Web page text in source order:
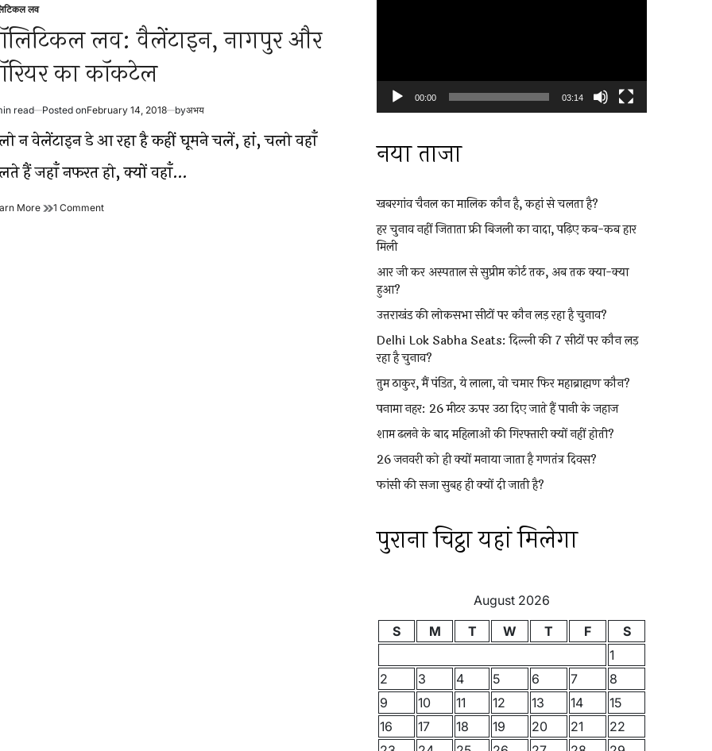
लव
लव: वैलेंटाइन, नागपुर और
का कॉकटेल
read Posted onFebruary 14, 2018 byअभय
न वेलेंटाइन डे आ रहा है कहीं घूमने चलें, हां, चलो वहाँ
हैं जहाँ नफरत हो, क्यों वहाँ…
More पॉलिटिकल
1 Commenton
00:00 03:14
नया ताजा
खबरगांव चैनल का मालिक कौन है, कहां से चलता है?
हर चुनाव नहीं जिताता फ्री बिजली का वादा, पढ़िए कब-कब हार
मिली
आर जी कर अस्पताल से सुप्रीम कोर्ट तक, अब तक क्या-क्या
हुआ?
उत्तराखंड की लोकसभा सीटों पर कौन लड़ रहा है चुनाव?
Delhi Lok Sabha Seats: दिल्ली की 7 सीटों पर कौन लड़
रहा है चुनाव?
तुम ठाकुर, मैं पंडित, ये लाला, वो चमार फिर महाब्राह्मण कौन?
पनामा नहर: 26 मीटर ऊपर उठा दिए जाते हैं पानी के जहाज
शाम ढलने के बाद महिलाओं की गिरफ्तारी क्यों नहीं होती?
26 जनवरी को ही क्यों मनाया जाता है गणतंत्र दिवस?
फांसी की सजा सुबह ही क्यों दी जाती है?
पुराना चिट्ठा यहां मिलेगा
August 2026
S
M T W T F
S
1
2
3 4 5 6 7
8
9
10 11 12 13 14
15
16
17 18 19 20 21
22